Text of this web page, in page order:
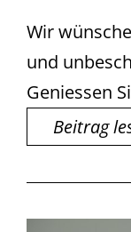
Wir
und
Geniessen
Beitrag